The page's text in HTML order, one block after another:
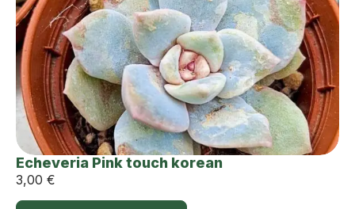
Echeveria Pink touch korean
3,00 €